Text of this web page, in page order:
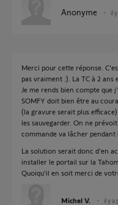
Anonyme il
Merci pour cette réponse.
pas vraiment :). La TC à 2 ans
Je me rends bien compte que
SOMFY doit bien être au
(la gravure serait plus
les sauvegarder. On ne
commande va lâcher pendant
La solution serait donc d'en
installer le portail sur la
Quoiqu'il en soit merci de
Michel V. il y a